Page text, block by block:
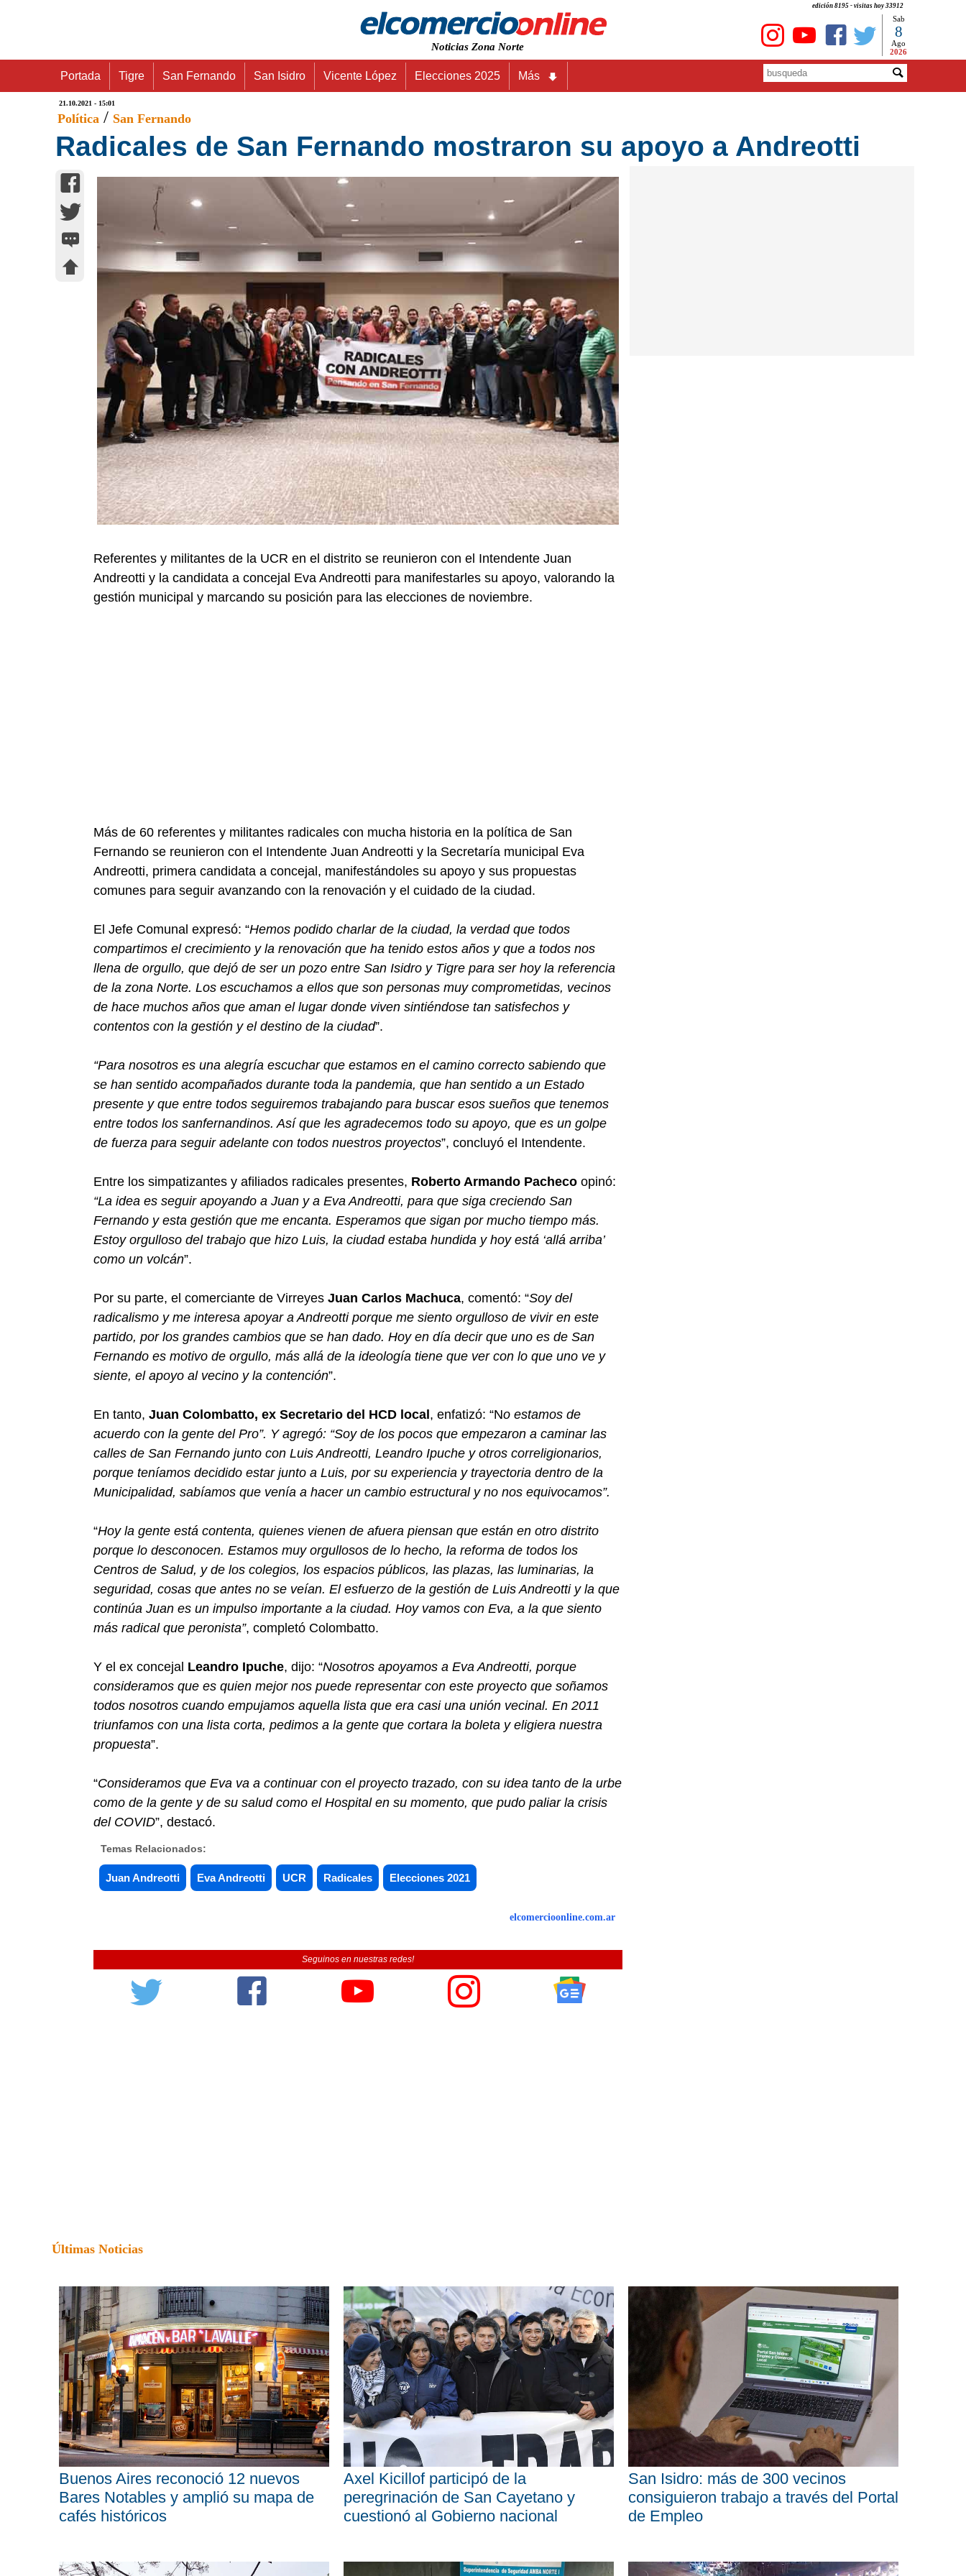
edición 8195 - visitas hoy 33912
Noticias Zona Norte
Sab
8
Ago
2026
Portada Tigre San Fernando San Isidro Vicente López Elecciones 2025 Más
21.10.2021 - 15:01
Política / San Fernando
Radicales de San Fernando mostraron su apoyo a Andreotti
Referentes y militantes de la UCR en el distrito se reunieron con el Intendente Juan
Andreotti y la candidata a concejal Eva Andreotti para manifestarles su apoyo, valorando la
gestión municipal y marcando su posición para las elecciones de noviembre.
Más de 60 referentes y militantes radicales con mucha historia en la política de San
Fernando se reunieron con el Intendente Juan Andreotti y la Secretaría municipal Eva
Andreotti, primera candidata a concejal, manifestándoles su apoyo y sus propuestas
comunes para seguir avanzando con la renovación y el cuidado de la ciudad.
El Jefe Comunal expresó: “Hemos podido charlar de la ciudad, la verdad que todos
compartimos el crecimiento y la renovación que ha tenido estos años y que a todos nos
llena de orgullo, que dejó de ser un pozo entre San Isidro y Tigre para ser hoy la referencia
de la zona Norte. Los escuchamos a ellos que son personas muy comprometidas, vecinos
de hace muchos años que aman el lugar donde viven sintiéndose tan satisfechos y
contentos con la gestión y el destino de la ciudad”.
“Para nosotros es una alegría escuchar que estamos en el camino correcto sabiendo que
se han sentido acompañados durante toda la pandemia, que han sentido a un Estado
presente y que entre todos seguiremos trabajando para buscar esos sueños que tenemos
entre todos los sanfernandinos. Así que les agradecemos todo su apoyo, que es un golpe
de fuerza para seguir adelante con todos nuestros proyectos”, concluyó el Intendente.
Entre los simpatizantes y afiliados radicales presentes, Roberto Armando Pacheco opinó:
“La idea es seguir apoyando a Juan y a Eva Andreotti, para que siga creciendo San
Fernando y esta gestión que me encanta. Esperamos que sigan por mucho tiempo más.
Estoy orgulloso del trabajo que hizo Luis, la ciudad estaba hundida y hoy está ‘allá arriba’
como un volcán”.
Por su parte, el comerciante de Virreyes Juan Carlos Machuca, comentó: “Soy del
radicalismo y me interesa apoyar a Andreotti porque me siento orgulloso de vivir en este
partido, por los grandes cambios que se han dado. Hoy en día decir que uno es de San
Fernando es motivo de orgullo, más allá de la ideología tiene que ver con lo que uno ve y
siente, el apoyo al vecino y la contención”.
En tanto, Juan Colombatto, ex Secretario del HCD local , enfatizó: “No estamos de
acuerdo con la gente del Pro”. Y agregó: “Soy de los pocos que empezaron a caminar las
calles de San Fernando junto con Luis Andreotti, Leandro Ipuche y otros correligionarios,
porque teníamos decidido estar junto a Luis, por su experiencia y trayectoria dentro de la
Municipalidad, sabíamos que venía a hacer un cambio estructural y no nos equivocamos”.
“Hoy la gente está contenta, quienes vienen de afuera piensan que están en otro distrito
porque lo desconocen. Estamos muy orgullosos de lo hecho, la reforma de todos los
Centros de Salud, y de los colegios, los espacios públicos, las plazas, las luminarias, la
seguridad, cosas que antes no se veían. El esfuerzo de la gestión de Luis Andreotti y la que
continúa Juan es un impulso importante a la ciudad. Hoy vamos con Eva, a la que siento
más radical que peronista”, completó Colombatto.
Y el ex concejal Leandro Ipuche, dijo: “Nosotros apoyamos a Eva Andreotti, porque
consideramos que es quien mejor nos puede representar con este proyecto que soñamos
todos nosotros cuando empujamos aquella lista que era casi una unión vecinal. En 2011
triunfamos con una lista corta, pedimos a la gente que cortara la boleta y eligiera nuestra
propuesta”.
“Consideramos que Eva va a continuar con el proyecto trazado, con su idea tanto de la urbe
como de la gente y de su salud como el Hospital en su momento, que pudo paliar la crisis
del COVID”, destacó.
Temas Relacionados:
Juan Andreotti Eva Andreotti UCR Radicales Elecciones 2021
elcomercioonline.com.ar
Seguinos en nuestras redes!
Últimas Noticias
Buenos Aires reconoció 12 nuevos
Bares Notables y amplió su mapa de
cafés históricos
Axel Kicillof participó de la
peregrinación de San Cayetano y
cuestionó al Gobierno nacional
San Isidro: más de 300 vecinos
consiguieron trabajo a través del Portal
de Empleo